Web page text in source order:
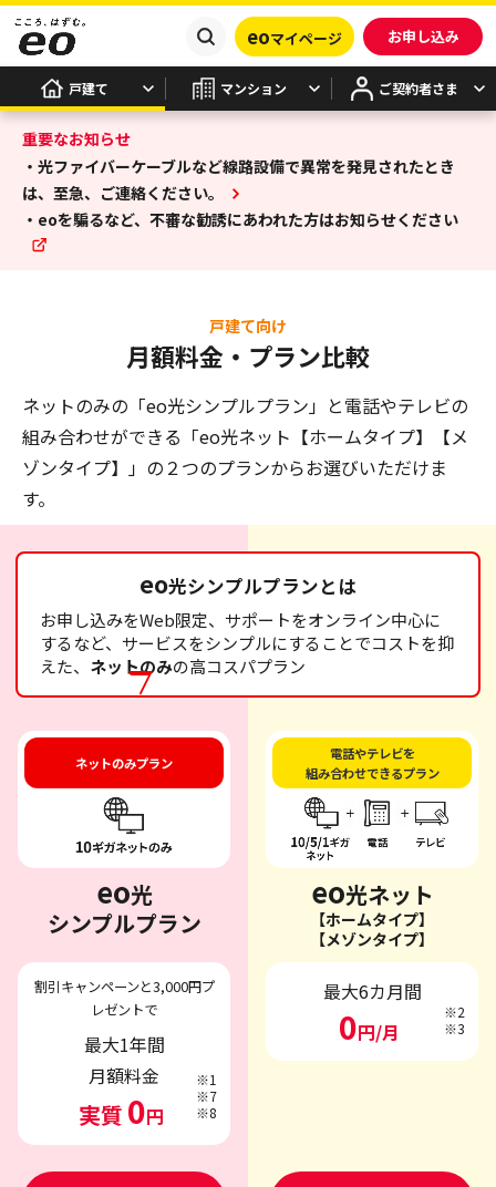
eoマイページ お申し込み
戸建て マンション ご契約者さま
重要なお知らせ
・光ファイバーケーブルなど線路設備で異常を発見されたとき
は、至急、ご連絡ください。
・eoを騙るなど、不審な勧誘にあわれた方はお知らせください
戸建て向け
月額料金・プラン比較
ネットのみの「eo光シンプルプラン」と電話やテレビの
組み合わせができる 「eo光ネット【ホームタイプ】【メ
ゾンタイプ】」の２つのプランからお選びいただけま
す。
eo光シンプルプランとは
お申し込みをWeb限定、サポートをオンライン中心に
するなど、サービスをシンプルにすることでコストを抑
えた、 ネットのみの高コスパプラン
ネットのみプラン
電話やテレビを
組み合わせできるプラン
eo光
シンプルプラン
eo光ネット
【ホームタイプ】
【メゾンタイプ】
割引キャンペーンと3,000円プ
レゼントで
最大1年間
月額料金
実質 0円
※1
※7
※8
最大6カ月間
0円/月
※2
※3